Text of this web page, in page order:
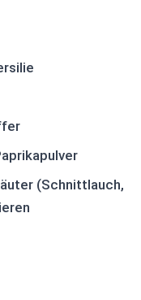
(Schnittlauch,